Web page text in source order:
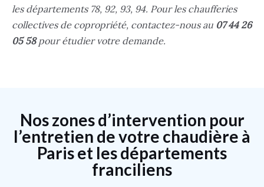
les départements 78, 92, 93, 94. Pour les chaufferies
collectives de copropriété, contactez-nous au 07 44 26
05 58pour étudier votre demande.
Nos zones d’intervention pour
l’entretien de votre chaudière à
Paris et les départements
franciliens